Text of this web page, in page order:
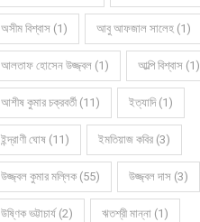
কবিতায় অজয় বিশ্বাস
অসীম বিশ্বাস (1) আবু আফজাল সালেহ (1)
আলতাফ হোসেন উজ্জ্বল (1) আল্পি বিশ্বাস (1)
আশীষ কুমার চক্রবর্তী (11) ইত্যাদি (1)
ইন্দ্রাণী ঘোষ (11) ইমতিয়াজ কবির (3)
উজ্জ্বল কুমার মল্লিক (55) উজ্জ্বল দাস (3)
উষ্ণিক ভট্টাচার্য (2) ঋতশ্রী মান্না (1)